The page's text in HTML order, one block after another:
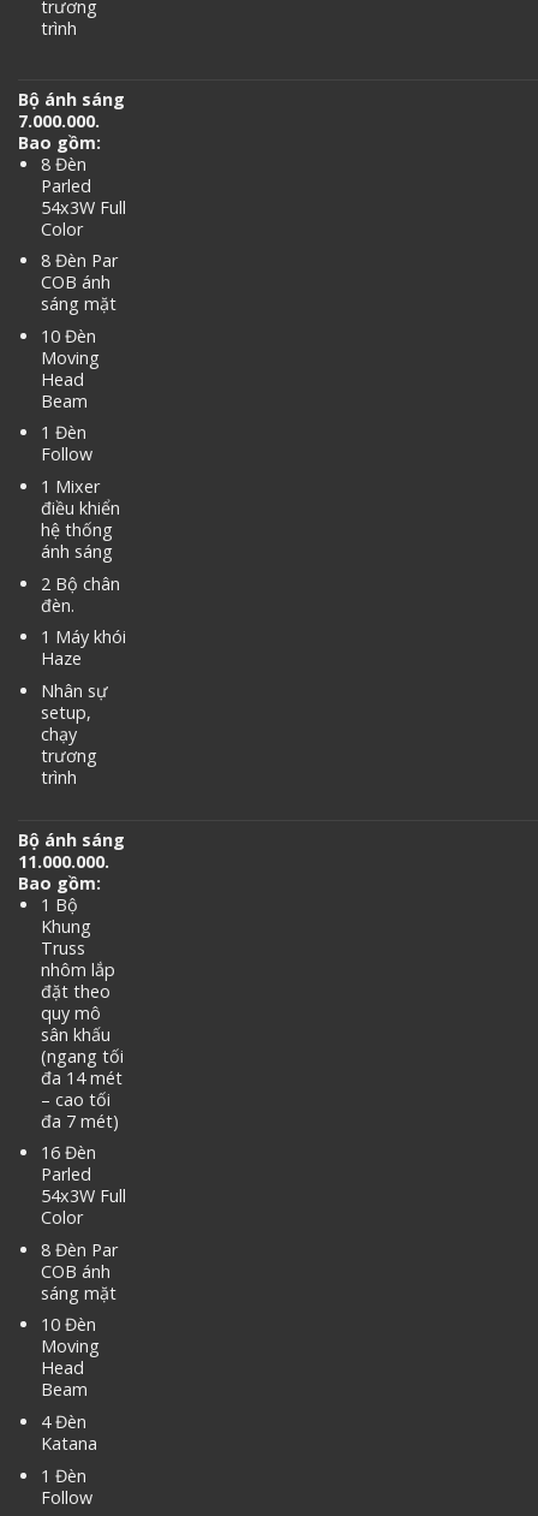
trương
trình
Bộ ánh sáng
7.000.000.
Bao gồm:
8 Đèn
Parled
54x3W Full
Color
8 Đèn Par
COB ánh
sáng mặt
10 Đèn
Moving
Head
Beam
1 Đèn
Follow
1 Mixer
điều khiển
hệ thống
ánh sáng
2 Bộ chân
đèn.
1 Máy khói
Haze
Nhân sự
setup,
chạy
trương
trình
Bộ ánh sáng
11.000.000.
Bao gồm:
1 Bộ
Khung
Truss
nhôm lắp
đặt theo
quy mô
sân khấu
(ngang tối
đa 14 mét
– cao tối
đa 7 mét)
16 Đèn
Parled
54x3W Full
Color
8 Đèn Par
COB ánh
sáng mặt
10 Đèn
Moving
Head
Beam
4 Đèn
Katana
1 Đèn
Follow